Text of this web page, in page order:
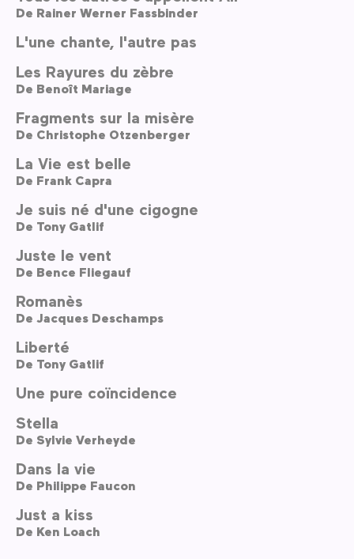
De Rainer Werner Fassbinder
L'une chante, l'autre pas
Les Rayures du zèbre
De Benoît Mariage
Fragments sur la misère
De Christophe Otzenberger
La Vie est belle
De Frank Capra
Je suis né d'une cigogne
De Tony Gatlif
Juste le vent
De Bence Fliegauf
Romanès
De Jacques Deschamps
Liberté
De Tony Gatlif
Une pure coïncidence
Stella
De Sylvie Verheyde
Dans la vie
De Philippe Faucon
Just a kiss
De Ken Loach